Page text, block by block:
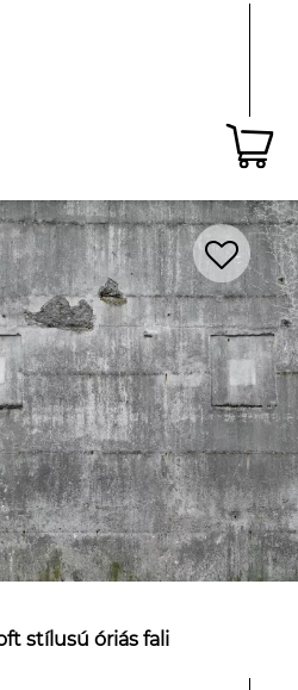
stílusú óriás fali